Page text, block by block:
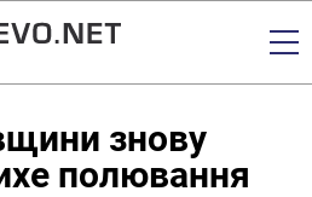
знову
полювання